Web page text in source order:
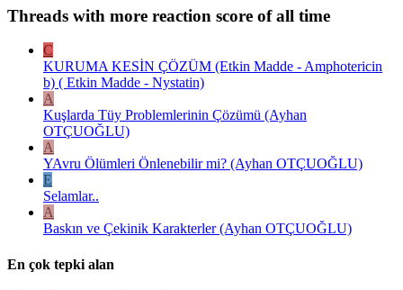
Threads with more reaction score of all time
C
KURUMA KESİN ÇÖZÜM (Etkin Madde - Amphotericin
b) ( Etkin Madde - Nystatin)
A
Kuşlarda Tüy Problemlerinin Çözümü (Ayhan
OTÇUOĞLU)
A
YAvru Ölümleri Önlenebilir mi? (Ayhan OTÇUOĞLU)
E
Selamlar..
A
Baskın ve Çekinik Karakterler (Ayhan OTÇUOĞLU)
En çok tepki alan